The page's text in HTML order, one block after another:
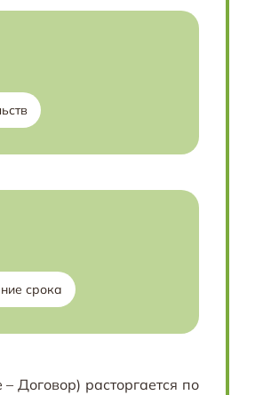
срока
– Договор) расторгается по